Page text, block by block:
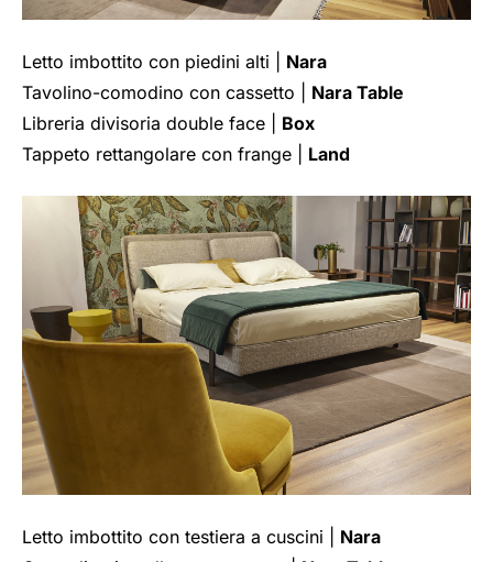
Letto imbottito con piedini alti | Nara
Tavolino-comodino con cassetto | Nara Table
Libreria divisoria double face | Box
Tappeto rettangolare con frange | Land
Letto imbottito con testiera a cuscini | Nara